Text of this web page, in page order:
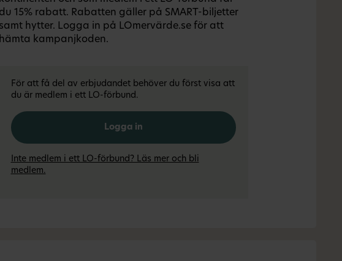
du 15% rabatt. Rabatten gäller på SMART-biljetter
samt hytter. Logga in på LOmervärde.se för att
hämta kampanjkoden.
För att få del av erbjudandet behöver du först visa att
du är medlem i ett LO-förbund.
Logga in
Inte medlem i ett LO-förbund? Läs mer och bli
medlem.